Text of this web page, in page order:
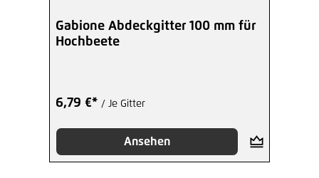
Gabione Abdeckgitter 100 mm für
Hochbeete
6,79 €* / Je Gitter
Ansehen